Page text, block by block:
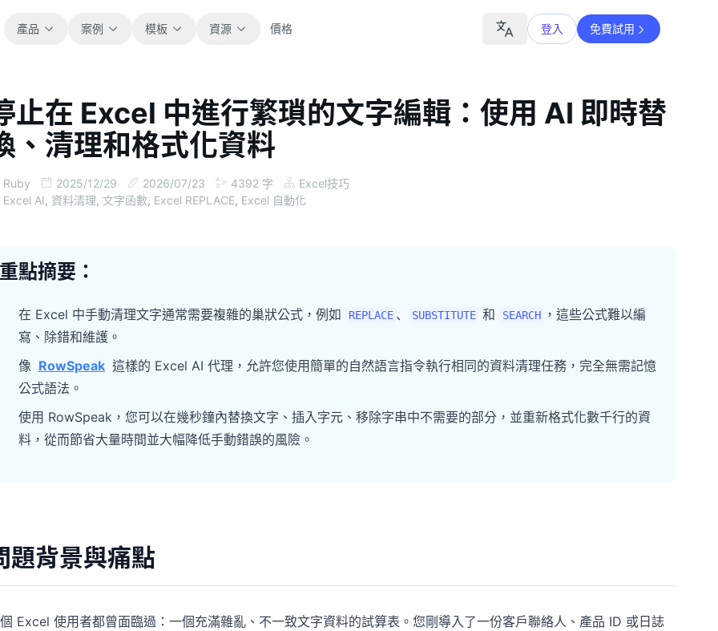
產品 案例 模板
全部
瀏覽全部可直接使用的試算表模板。
財務
涵蓋預算、預測、報表與財務分析。
用於追蹤流程、協作、規劃與執行。
銷售
專案
管理里程碑、負責人、交付與進度。
分析
資源
部落格
取得產品更新、案例與工作流程靈感。
指南
面向真實試算表工作的逐步教學。
提示詞庫
社群
快速入門
價格 登入 免費試用
止在 Excel 中進行繁瑣的文字編輯：使用 AI 即時替
、清理和格式化資料
Ruby 2025/12/29 2026/07/23 4392 字
Excel技巧
Excel AI, 資料清理, 文字函數, Excel REPLACE, Excel 自動化
重點摘要：
在 Excel 中手動清理文字通常需要複雜的巢狀公式，例如 REPLACE 、 SUBSTITUTE 和 SEARCH ，這些公式難以編
寫、除錯和維護。
像 RowSpeak 這樣的 Excel AI 代理，允許您使用簡單的自然語言指令執行相同的資料清理任務，完全無需記憶
公式語法。
使用 RowSpeak，您可以在幾秒鐘內替換文字、插入字元、移除字串中不需要的部分，並重新格式化數千行的資
料，從而節省大量時間並大幅降低手動錯誤的風險。
題背景與痛點
Excel 使用者都曾面臨過：一個充滿雜亂、不一致文字資料的試算表。您剛導入了一份客戶聯絡人、產品 ID 或日誌